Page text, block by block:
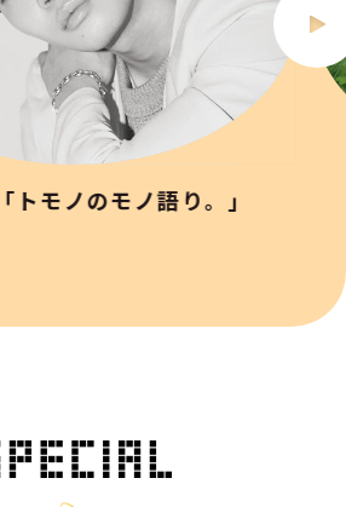
トモノのモノ語り。」